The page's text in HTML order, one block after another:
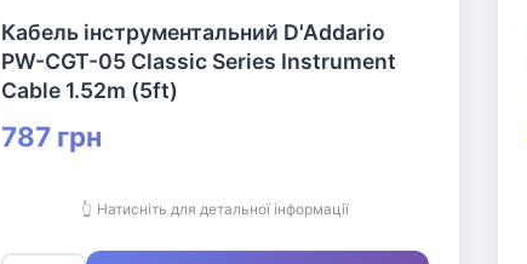
Кабель інструментальний D'Addario
PW-CGT-05 Classic Series Instrument
Cable 1.52m (5ft)
787 грн
👆 Натисніть для детальної інформації